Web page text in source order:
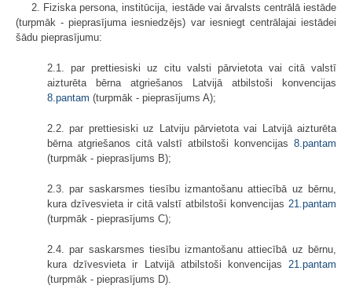
2. Fiziska persona, institūcija, iestāde vai ārvalsts centrālā iestāde
(turpmāk - pieprasījuma iesniedzējs) var iesniegt centrālajai iestādei
šādu pieprasījumu:
2.1. par prettiesiski uz citu valsti pārvietota vai citā valstī
aizturēta bērna atgriešanos Latvijā atbilstoši konvencijas
8.pantam (turpmāk - pieprasījums A);
2.2. par prettiesiski uz Latviju pārvietota vai Latvijā aizturēta
bērna atgrie­šanos citā valstī atbilstoši konvencijas 8.pantam
(turpmāk - pieprasījums B);
2.3. par saskarsmes tiesību izmantošanu attiecībā uz bērnu,
kura dzīves­vieta ir citā valstī atbilstoši konvencijas 21.pantam
(turpmāk - pieprasījums C);
2.4. par saskarsmes tiesību izmantošanu attiecībā uz bērnu,
kura dzīves­vieta ir Latvijā atbilstoši konvencijas 21.pantam
(turpmāk - pieprasījums D).